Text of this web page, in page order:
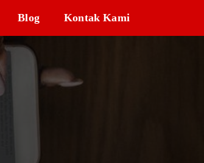
Blog Kontak Kami